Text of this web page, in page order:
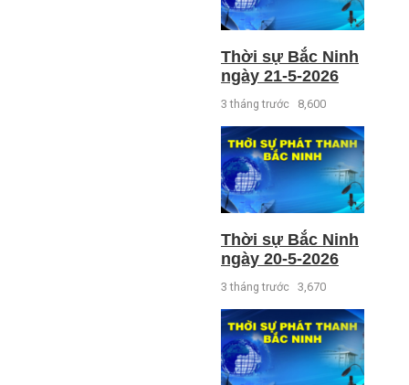
Thời sự Bắc Ninh
ngày 21-5-2026
3 tháng trước 8,600
Thời sự Bắc Ninh
ngày 20-5-2026
3 tháng trước 3,670